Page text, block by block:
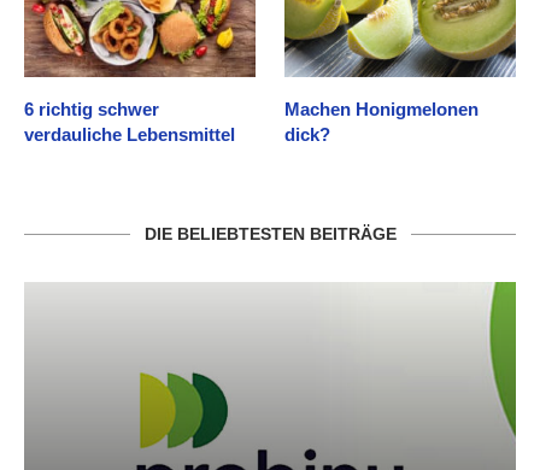
6 richtig schwer
verdauliche Lebensmittel
Machen Honigmelonen
dick?
DIE BELIEBTESTEN BEITRÄGE